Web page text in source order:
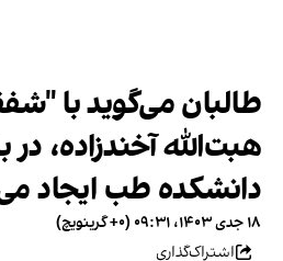
طالبان می‌گوید با
هبت‌الله آخندزاده،
دانشکده طب ایجاد
۱۸ جدی ۱۴۰۳، ۰۹:۳۱ (‎+۰ گرینویچ)
اشتراک‌گذاری